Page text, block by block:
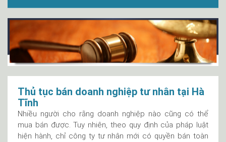
Thủ tục bán doanh nghiệp tư nhân tại Hà
Tĩnh
Nhiều người cho rằng doanh nghiệp nào cũng có thể
mua bán được. Tuy nhiên, theo quy định của pháp luật
hiện hành, chỉ công ty tư nhân mới có quyền bán toàn